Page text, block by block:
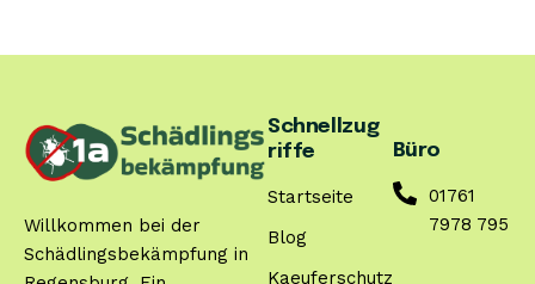
Willkommen bei der
Schädlingsbekämpfung in
Schnellzug
riffe
Startseite
Blog
Kaeuferschutz
Büro
01761
7978 795